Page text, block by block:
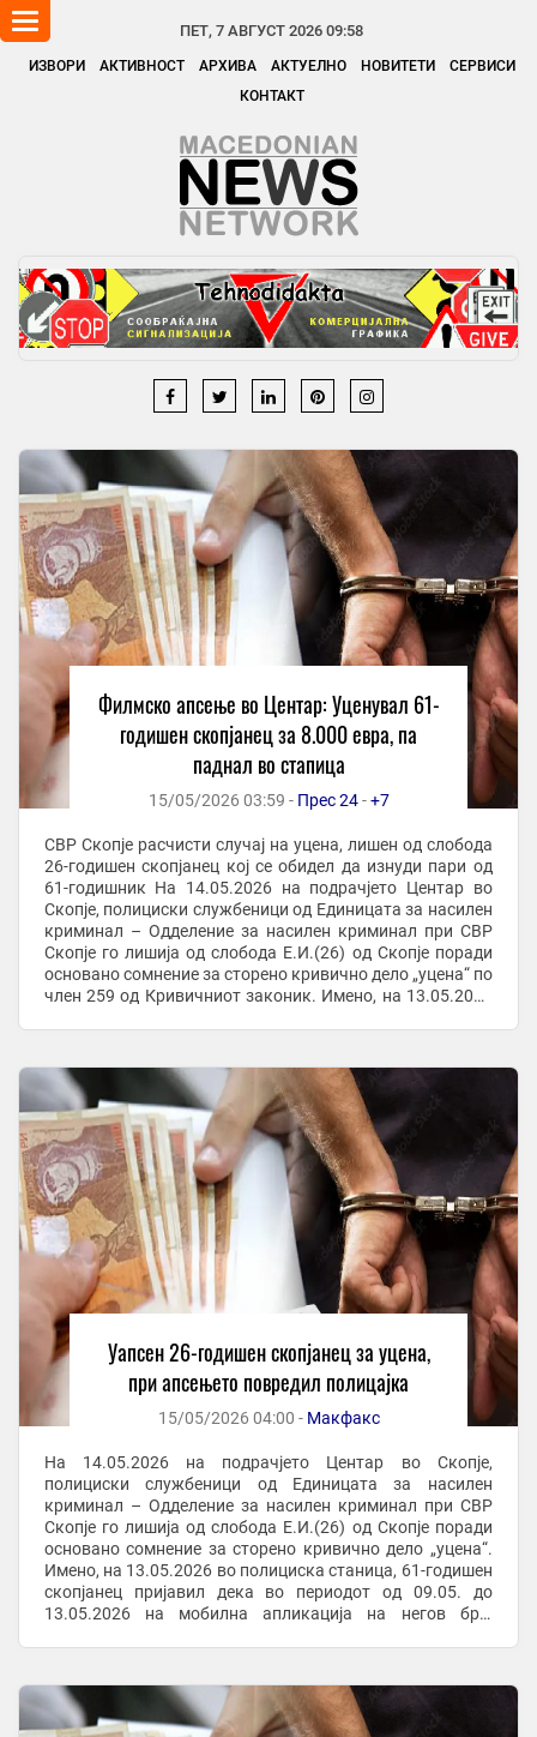
ПЕТ, 7 АВГУСТ 2026 09:58
ИЗВОРИ АКТИВНОСТ АРХИВА АКТУЕЛНО НОВИТЕТИ
СЕРВИСИ
КОНТАКТ
Toggle
navigation
Филмско апсење во Центар: Уценувал 61-
годишен скопјанец за 8.000 евра, па
паднал во стапица
15/05/2026 03:59 - Прес 24-+7
СВР Скопје расчисти случај на уцена, лишен од слобода
26-годишен скопјанец кој се обидел да изнуди пари од
61-годишник На 14.05.2026 на подрачјето Центар во
Скопје, полициски службеници од Единицата за насилен
криминал – Одделение за насилен криминал при СВР
Скопје го лишија од слобода Е.И.(26) од Скопје поради
основано сомнение за сторено кривично дело „уцена“ по
член 259 од Кривичниот законик. Имено, на 13.05.2026
Уапсен 26-годишен скопјанец за уцена,
при апсењето повредил полицајка
15/05/2026 04:00 - Макфакс
На 14.05.2026 на подрачјето Центар во Скопје,
полициски службеници од Единицата за насилен
криминал – Одделение за насилен криминал при СВР
Скопје го лишија од слобода Е.И.(26) од Скопје поради
основано сомнение за сторено кривично дело „уцена“.
Имено, на 13.05.2026 во полициска станица, 61-годишен
скопјанец пријавил дека во периодот од 09.05. до
13.05.2026 на мобилна апликација на негов број